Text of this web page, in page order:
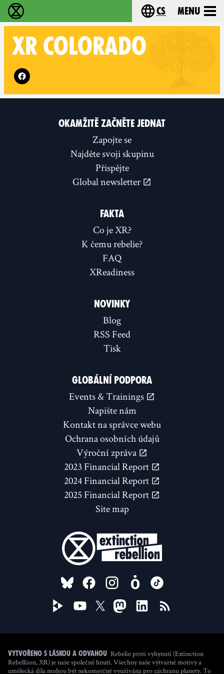
Rebelie proti vyhynutí - Home Choose your
cs Menu
XR COLORADO
Follow XR Colorado on
OKAMŽITĚ ZAČNĚTE JEDNAT
Zapojte se
Najděte svoji skupinu
Přispějte
Global newsletter
FAKTA
Co je XR?
K čemu rebelie?
FAQ
XReadiness
NOVINKY
Blog
RSS Feed
Tisk
GLOBÁLNÍ PODPORA
Events & Trainings
Napište nám
Kontakt na správce webu
Ochrana osobních údajů
Výroční zpráva
2023 Financial Report
2024 Financial Report
2025 Financial Report
Site map
FOLLOW US ON
Vytvořeno s láskou a odvahou Rebelie proti vyhynutí (Extinction
Rebelliion, XR) je naše společné hnutí. Všechny naše výtvarné motivy a
umělecká díla mohou být nekomerčně využívána pro záchranu planety. To